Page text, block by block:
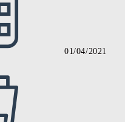
01/04/2021